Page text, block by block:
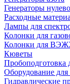
Генераторы
Расходные
Лампы для
Колонки для
Колонки для
Кюветы
Пробоподготовка
Оборудование для
Гидравлические